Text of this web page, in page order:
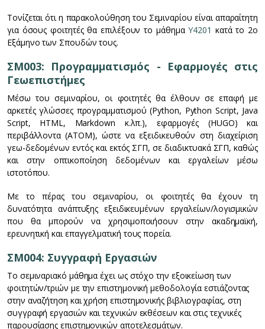
Τονίζεται ότι η παρακολούθηση του Σεμιναρίου είναι απαραίτητη
για όσους φοιτητές θα επιλέξουν το μάθημαΥ4201 κατά το 2ο
Εξάμηνο των Σπουδών τους.
ΣΜ003: Προγραμματισμός - Εφαρμογές στις
Γεωεπιστήμες
Μέσω του σεμιναρίου, οι φοιτητές θα έλθουν σε επαφή με
αρκετές γλώσσες προγραμματισμού (Python, Python Script, Java
Script, HTML, Markdown κ.λπ.), εφαρμογές (HUGO) και
περιβάλλοντα (ΑΤΟΜ), ώστε να εξειδικευθούν στη διαχείριση
γεω-δεδομένων εντός και εκτός ΣΓΠ, σε διαδικτυακά ΣΓΠ, καθώς
και στην οπτικοποίηση δεδομένων και εργαλείων μέσω
ιστοτόπου.
Με το πέρας του σεμιναρίου, οι φοιτητές θα έχουν τη
δυνατότητα ανάπτυξης εξειδικευμένων εργαλείων/λογισμικών
που θα μπορούν να χρησιμοποιήσουν στην ακαδημαϊκή,
ερευνητική και επαγγελματική τους πορεία.
ΣΜ004: Συγγραφή Εργασιών
Το σεμιναριακό μάθημα έχει ως στόχο την εξοικείωση των
φοιτητών/τριών με την επιστημονική μεθοδολογία εστιάζοντας
στην αναζήτηση και χρήση επιστημονικής βιβλιογραφίας, στη
συγγραφή εργασιών και τεχνικών εκθέσεων και στις τεχνικές
παρουσίασης επιστημονικών αποτελεσμάτων.